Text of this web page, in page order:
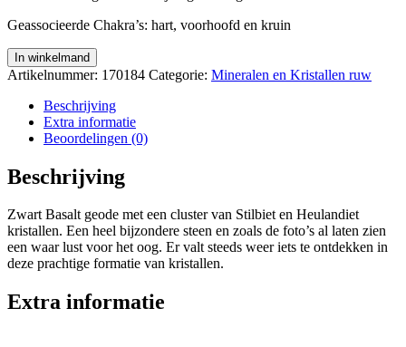
Geassocieerde Chakra’s: hart, voorhoofd en kruin
Zwart
Basalt
cluster
Stilbiet
en
kristallen
aantal
In winkelmand
Artikelnummer: 170184 Categorie: Mineralen en Kristallen ruw
Beschrijving
Extra informatie
Beoordelingen (0)
Beschrijving
Zwart Basalt geode met een cluster van Stilbiet en Heulandiet
kristallen. Een heel bijzondere steen en zoals de foto’s al laten zien
een waar lust voor het oog. Er valt steeds weer iets te ontdekken in
deze prachtige formatie van kristallen.
Extra informatie